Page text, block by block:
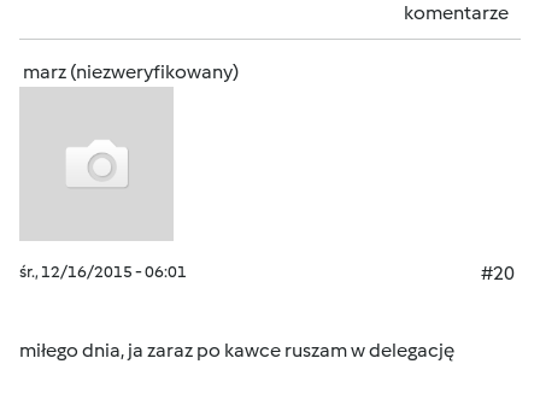
komentarze
marz (niezweryfikowany)
śr., 12/16/2015 - 06:01 #20
miłego dnia, ja zaraz po kawce ruszam w delegację